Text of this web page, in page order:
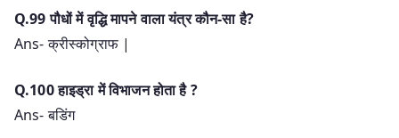
Q.99 पौधों में वृद्धि मापने वाला यंत्र कौन-सा है?
Ans- क्रीस्कोग्राफ |
Q.100 हाइड्रा में विभाजन होता है ?
Ans- बडिंग